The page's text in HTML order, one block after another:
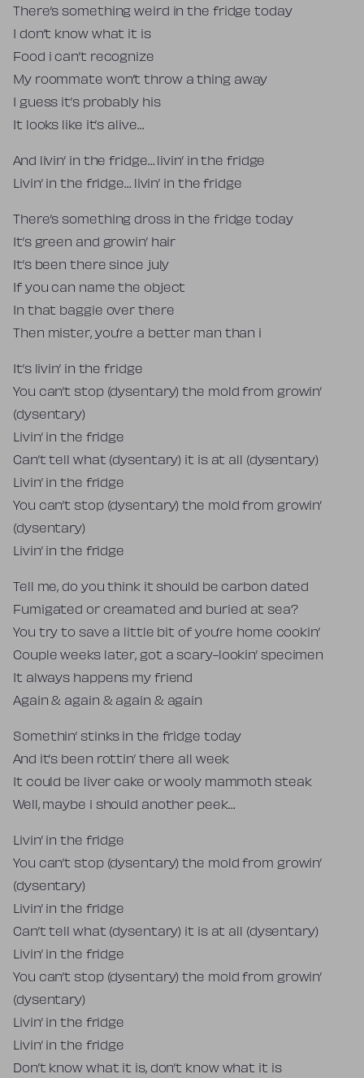
Tekst piosenki
There’s something weird in the fridge today
I don’t know what it is
Food i can’t recognize
My roommate won’t throw a thing away
I guess it’s probably his
It looks like it’s alive…
And livin’ in the fridge… livin’ in the fridge
Livin’ in the fridge… livin’ in the fridge
There’s something dross in the fridge today
It’s green and growin’ hair
It’s been there since july
If you can name the object
In that baggie over there
Then mister, you’re a better man than i
It’s livin’ in the fridge
You can’t stop (dysentary) the mold from growin’
(dysentary)
Livin’ in the fridge
Can’t tell what (dysentary) it is at all (dysentary)
Livin’ in the fridge
You can’t stop (dysentary) the mold from growin’
(dysentary)
Livin’ in the fridge
Tell me, do you think it should be carbon dated
Fumigated or creamated and buried at sea?
You try to save a little bit of you’re home cookin’
Couple weeks later, got a scary-lookin’ specimen
It always happens my friend
Again & again & again & again
Somethin’ stinks in the fridge today
And it’s been rottin’ there all week
It could be liver cake or wooly mammoth steak
Well, maybe i should another peek…
Livin’ in the fridge
You can’t stop (dysentary) the mold from growin’
(dysentary)
Livin’ in the fridge
Can’t tell what (dysentary) it is at all (dysentary)
Livin’ in the fridge
You can’t stop (dysentary) the mold from growin’
(dysentary)
Livin’ in the fridge
Livin’ in the fridge
Don’t know what it is, don’t know what it is